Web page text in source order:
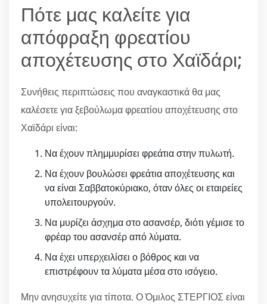
Πότε μας καλείτε για
απόφραξη φρεατίου
αποχέτευσης στο Χαϊδάρι;
Συνήθεις περιπτώσεις που αναγκαστικά θα μας
καλέσετε για ξεβούλωμα φρεατίου αποχέτευσης στο
Χαϊδάρι είναι:
Να έχουν πλημμυρίσει φρεάτια στην πυλωτή.
Να έχουν βουλώσει φρεάτια αποχέτευσης και
να είναι Σαββατοκύριακο, όταν όλες οι εταιρείες
υπολειτουργούν.
Να μυρίζει άσχημα στο ασανσέρ, διότι γέμισε το
φρέαρ του ασανσέρ από λύματα.
Να έχει υπερχειλίσει ο βόθρος και να
επιστρέφουν τα λύματα μέσα στο ισόγειο.
Μην ανησυχείτε για τίποτα. Ο Όμιλος ΣΤΕΡΓΙΟΣ είναι